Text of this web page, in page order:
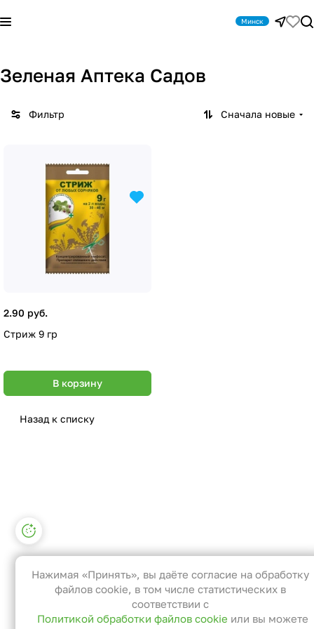
Минск
Зеленая Аптека Садов
Фильтр Сначала новые
2.90 руб.
Стриж 9 гр
В корзину
Назад к списку
Настройки файлов cookie
Функциональные
Эти файлы необходимы для
функционирования сайта и не могут
быть отключены в наших системах. Вы
можете настроить браузер так, чтобы
Нажимая «Принять», вы даёте согласие на обработку
файлов cookie, в том числе статистических в
соответствии с
Политикой обработки файлов cookie или вы можете